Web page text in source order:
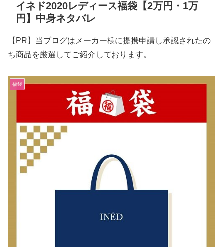
イネド2020レディース福袋【2万円・1万
円】中身ネタバレ
【PR】当ブログはメーカー様に提携申請し承認されたの
ち商品を厳選してご紹介しております。
福袋